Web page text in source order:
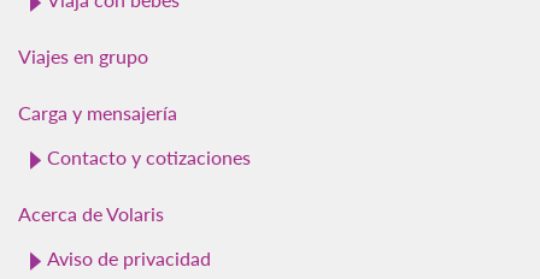
Viajes en grupo
Carga y mensajería
Contacto y cotizaciones
Acerca de Volaris
Aviso de privacidad